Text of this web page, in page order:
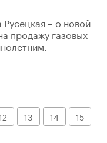
– о новой
продажу газовых
13 14
15